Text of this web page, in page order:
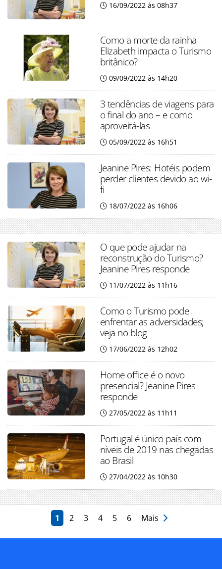
16/09/2022 às 08h37
Como a morte da rainha
Elizabeth impacta o Turismo
britânico?
09/09/2022 às 14h20
3 tendências de viagens para
o final do ano – e como
aproveitá-las
05/09/2022 às 16h51
Jeanine Pires: Hotéis podem
perder clientes devido ao wi-
fi
18/07/2022 às 16h06
O que pode ajudar na
reconstrução do Turismo?
Jeanine Pires responde
11/07/2022 às 11h16
Como o Turismo pode
enfrentar as adversidades;
veja no blog
17/06/2022 às 12h02
Home office é o novo
presencial? Jeanine Pires
responde
27/05/2022 às 11h11
Portugal é único país com
níveis de 2019 nas chegadas
ao Brasil
27/04/2022 às 10h30
1 2 3 4 5 6 Mais